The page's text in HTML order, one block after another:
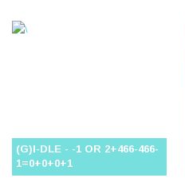
(G)I-DLE - -1 OR 2+466-466-
1=0+0+0+1